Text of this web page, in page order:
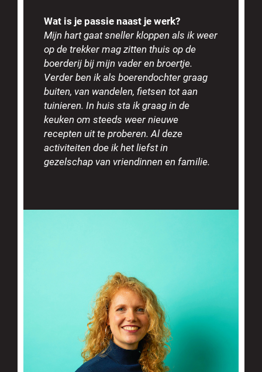
Wat is je passie naast je werk?
Mijn hart gaat sneller kloppen als ik weer
op de trekker mag zitten thuis op de
boerderij bij mijn vader en broertje.
Verder ben ik als boerendochter graag
buiten, van wandelen, fietsen tot aan
tuinieren. In huis sta ik graag in de
keuken om steeds weer nieuwe
recepten uit te proberen. Al deze
activiteiten doe ik het liefst in
gezelschap van vriendinnen en familie.